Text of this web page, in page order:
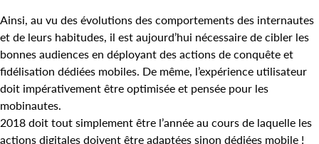
Ainsi, au vu des évolutions des comportements des internautes
et de leurs habitudes, il est aujourd’hui nécessaire de cibler les
bonnes audiences en déployant des actions de conquête et
fidélisation dédiées mobiles. De même, l’expérience utilisateur
doit impérativement être optimisée et pensée pour les
mobinautes.
2018 doit tout simplement être l’année au cours de laquelle les
actions digitales doivent être adaptées sinon dédiées mobile !